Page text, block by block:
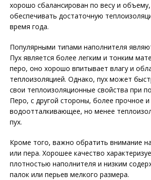
хорошо сбалансирован по весу и
обеспечивать достаточную
время года.
Популярными типами наполнителя
Пух является более легким и тонким
перо, оно хорошо впитывает влагу и
теплоизоляцией. Однако, пух может
свои теплоизоляционные свойства при
Перо, с другой стороны, более прочное и
водоотталкивающее, но менее
пух.
Кроме того, важно обратить внимание
или пера. Хорошее качество
плотностью наполнителя и низким
палок или перьев мелкого размера.